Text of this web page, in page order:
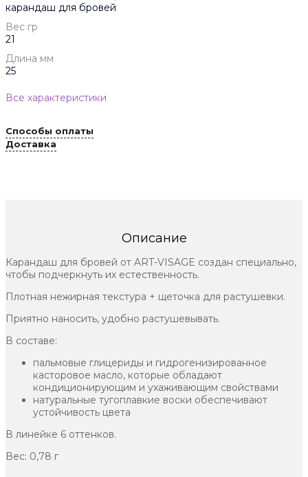
карандаш для бровей
Вес гр
21
Длина мм
25
Все характеристики
Способы оплаты
Доставка
Описание
Карандаш для бровей от ART-VISAGE создан специально,
чтобы подчеркнуть их естественность.
Плотная нежирная текстура + щеточка для растушевки.
Приятно наносить, удобно растушевывать.
В составе:
пальмовые глицериды и гидрогенизированное
касторовое масло, которые обладают
кондиционирующим и ухаживающим свойствами
натуральные тугоплавкие воски обеспечивают
устойчивость цвета
В линейке 6 оттенков.
Вес: 0,78 г